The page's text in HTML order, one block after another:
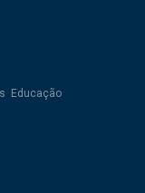
Educação